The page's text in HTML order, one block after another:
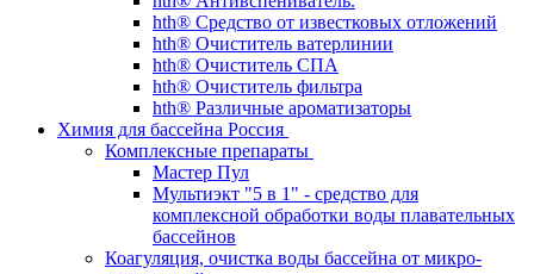
hth® Средство от известковых отложений
hth® Очиститель ватерлинии
hth® Очиститель СПА
hth® Очиститель фильтра
hth® Различные ароматизаторы
Химия для бассейна Россия
Комплексные препараты
Мастер Пул
Мультиэкт "5 в 1" - средство для
комплексной обработки воды плавательных
бассейнов
Коагуляция, очистка воды бассейна от микро-